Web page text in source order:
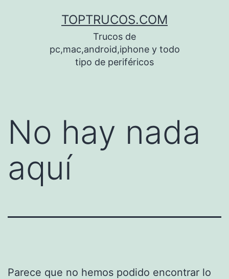
TOPTRUCOS.COM
Trucos de
pc,mac,android,iphone y todo
tipo de periféricos
No hay nada
aquí
Parece que no hemos podido encontrar lo